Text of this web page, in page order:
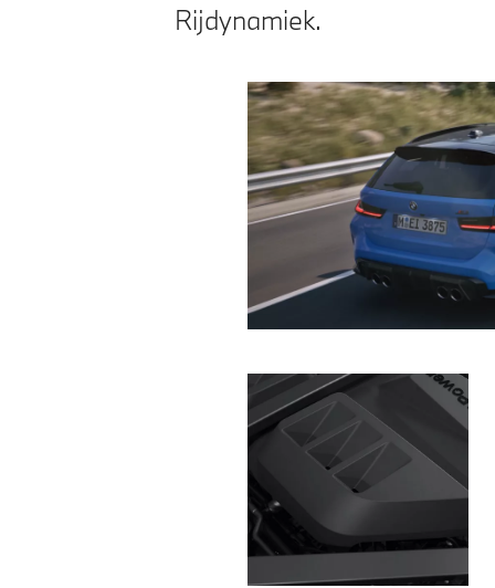
Rijdynamiek.